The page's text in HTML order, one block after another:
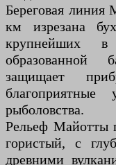
Береговая линия
км изрезана
крупнейших
образованной
защищает
рыболовства.
Рельеф Майотты
гористый, с
древними